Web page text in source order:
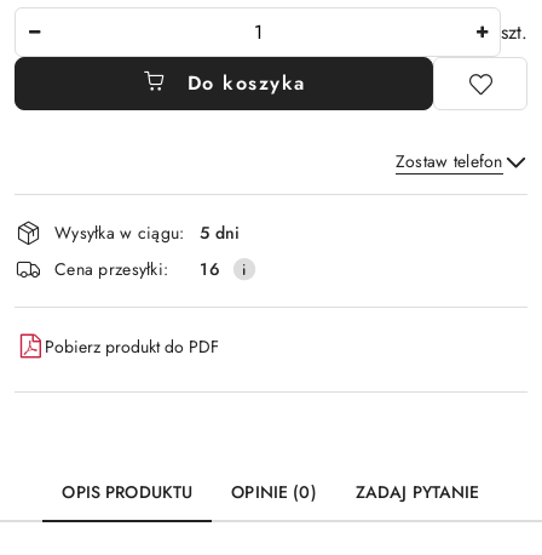
szt.
Do koszyka
Zostaw telefon
Wyślij
Dostępność
i
dostawa
Wysyłka w ciągu:
5 dni
Cena przesyłki:
16
Pobierz produkt do PDF
OPIS PRODUKTU OPINIE (0) ZADAJ PYTANIE